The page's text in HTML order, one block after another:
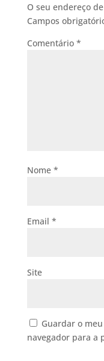
O seu endereço
Campos
Comentário *
Nome *
Email *
Site
Guardar o
navegador para a